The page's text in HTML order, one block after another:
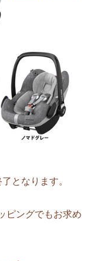
となります。
ピングでもお求め